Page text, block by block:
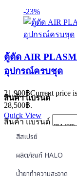
-23%
ตู้ตัด AIR
อุปกรณ์ครบชุด
21,900฿Current price
28,500฿.
Quick View
สินค้า แบรนด์
สินค้า แบรนด์
สีสเปรย์
ผลิตภัณฑ์ HALO
น้ำยาทำความสะอาด